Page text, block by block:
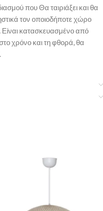
που Θα ταιριάξει και θα
τον οποιοδήποτε χώρο
κατασκευασμένο από
χρόνο και τη φθορά, θα